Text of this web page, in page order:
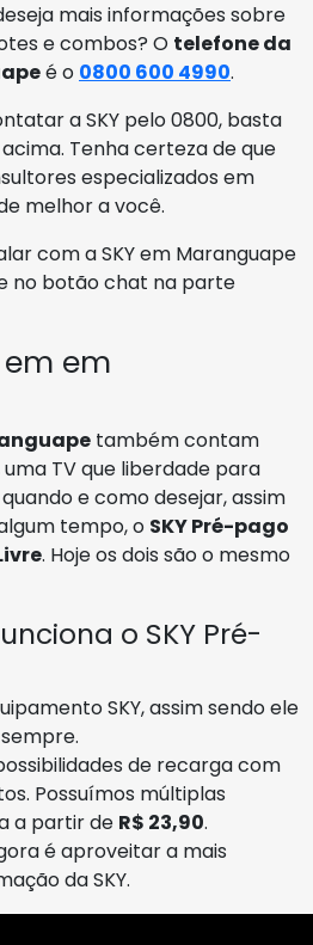
mais informações sobre
e combos? O telefone da
é o 0800 600 4990.
a SKY pelo 0800, basta
Tenha certeza de que
especializados em
melhor a você.
com a SKY em Maranguape
no botão chat na parte
em em
também contam
uma TV que liberdade para
e como desejar, assim
tempo, o SKY Pré-pago
. Hoje os dois são o mesmo
o SKY Pré-
SKY, assim sendo ele
de recarga com
Possuímos múltiplas
a partir de R$ 23,90.
é aproveitar a mais
da SKY.